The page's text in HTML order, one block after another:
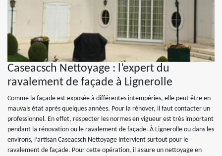
Caseacsch Nettoyage : l’expert du
ravalement de façade à Lignerolle
Comme la façade est exposée à différentes intempéries, elle peut être en
mauvais état après quelques années. Pour la rénover, il faut contacter un
professionnel. En effet, respecter les normes en vigueur est très important
pendant la rénovation ou le ravalement de façade. À Lignerolle ou dans les
environs, l’artisan Caseacsch Nettoyage intervient surtout pour le
ravalement de façade. Pour cette opération, il assure un nettoyage en